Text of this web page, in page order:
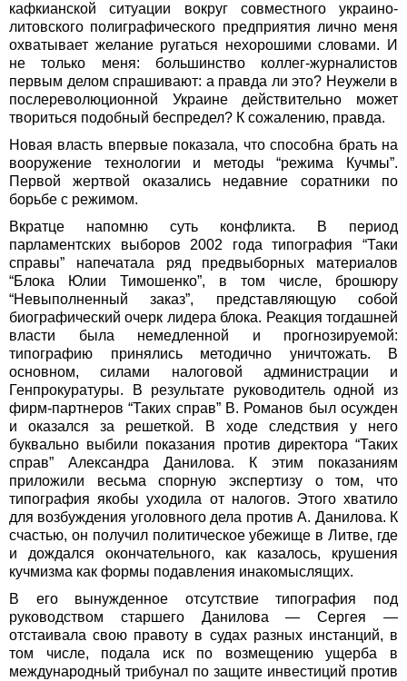
кафкианской ситуации вокруг совместного украино-
литовского полиграфического предприятия лично меня
охватывает желание ругаться нехорошими словами. И
не только меня: большинство коллег-журналистов
первым делом спрашивают: а правда ли это? Неужели в
послереволюционной Украине действительно может
твориться подобный беспредел? К сожалению, правда.
Новая власть впервые показала, что способна брать на
вооружение технологии и методы “режима Кучмы”.
Первой жертвой оказались недавние соратники по
борьбе с режимом.
Вкратце напомню суть конфликта. В период
парламентских выборов 2002 года типография “Таки
справы” напечатала ряд предвыборных материалов
“Блока Юлии Тимошенко”, в том числе, брошюру
“Невыполненный заказ”, представляющую собой
биографический очерк лидера блока. Реакция тогдашней
власти была немедленной и прогнозируемой:
типографию принялись методично уничтожать. В
основном, силами налоговой администрации и
Генпрокуратуры. В результате руководитель одной из
фирм-партнеров “Таких справ” В. Романов был осужден
и оказался за решеткой. В ходе следствия у него
буквально выбили показания против директора “Таких
справ” Александра Данилова. К этим показаниям
приложили весьма спорную экспертизу о том, что
типография якобы уходила от налогов. Этого хватило
для возбуждения уголовного дела против А. Данилова. К
счастью, он получил политическое убежище в Литве, где
и дождался окончательного, как казалось, крушения
кучмизма как формы подавления инакомыслящих.
В его вынужденное отсутствие типография под
руководством старшего Данилова — Сергея —
отстаивала свою правоту в судах разных инстанций, в
том числе, подала иск по возмещению ущерба в
международный трибунал по защите инвестиций против